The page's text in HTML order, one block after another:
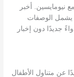
نيومايسين. أخبر
يشمل الوصفات
جديدًا دون إخبار
عن متناول الأطفال